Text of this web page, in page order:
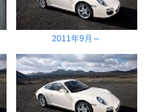
2011年9月～